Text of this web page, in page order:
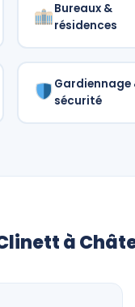
Bureaux &
résidences
Gardiennage
sécurité
à